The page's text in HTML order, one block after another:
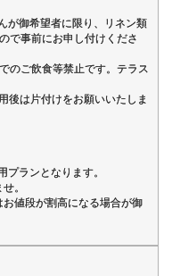
が御希望者に限り、リネン類
で事前にお申し付けくださ
のご飲食等禁止です。テラス
後は片付けをお願いいたしま
ランとなります。
。
値段が割高になる場合が御